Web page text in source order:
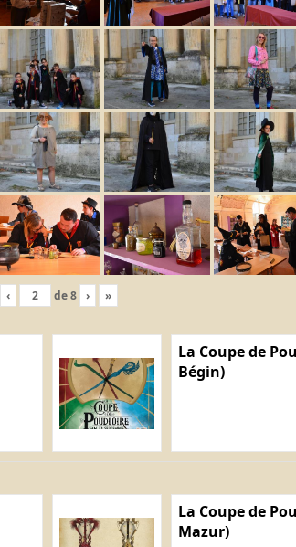
‹ de8 › »
La Coupe de
Bégin)
La Coupe de
Mazur)